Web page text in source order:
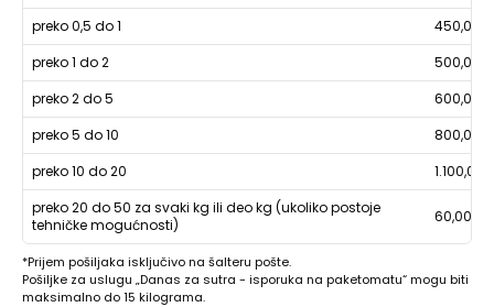
preko 0,5 do 1
450,00
preko 1 do 2
500,00
preko 2 do 5
600,00
preko 5 do 10
800,00
preko 10 do 20
1.100,00
preko 20 do 50 za svaki kg ili deo kg (ukoliko postoje
tehničke mogućnosti)
60,00
*Prijem pošiljaka isključivo na šalteru pošte.
Pošiljke za uslugu „Danas za sutra - isporuka na paketomatu“ mogu biti
maksimalno do 15 kilograma.